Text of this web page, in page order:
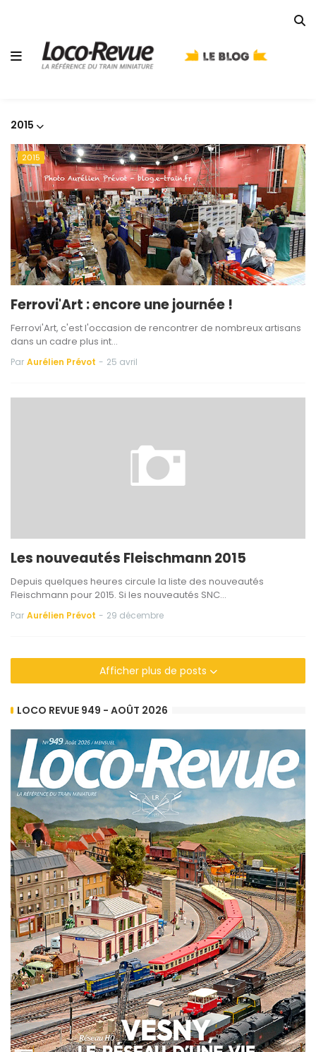
2015
2015
Ferrovi'Art : encore une journée !
Ferrovi'Art, c'est l'occasion de rencontrer de nombreux artisans
dans un cadre plus int…
Par Aurélien Prévot - 25 avril
Les nouveautés Fleischmann 2015
Depuis quelques heures circule la liste des nouveautés
Fleischmann pour 2015. Si les nouveautés SNC…
Par Aurélien Prévot - 29 décembre
Afficher plus de posts
LOCO REVUE 949 - AOÛT 2026